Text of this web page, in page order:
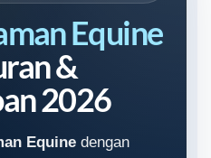
Equine
&
2026
Equine dengan